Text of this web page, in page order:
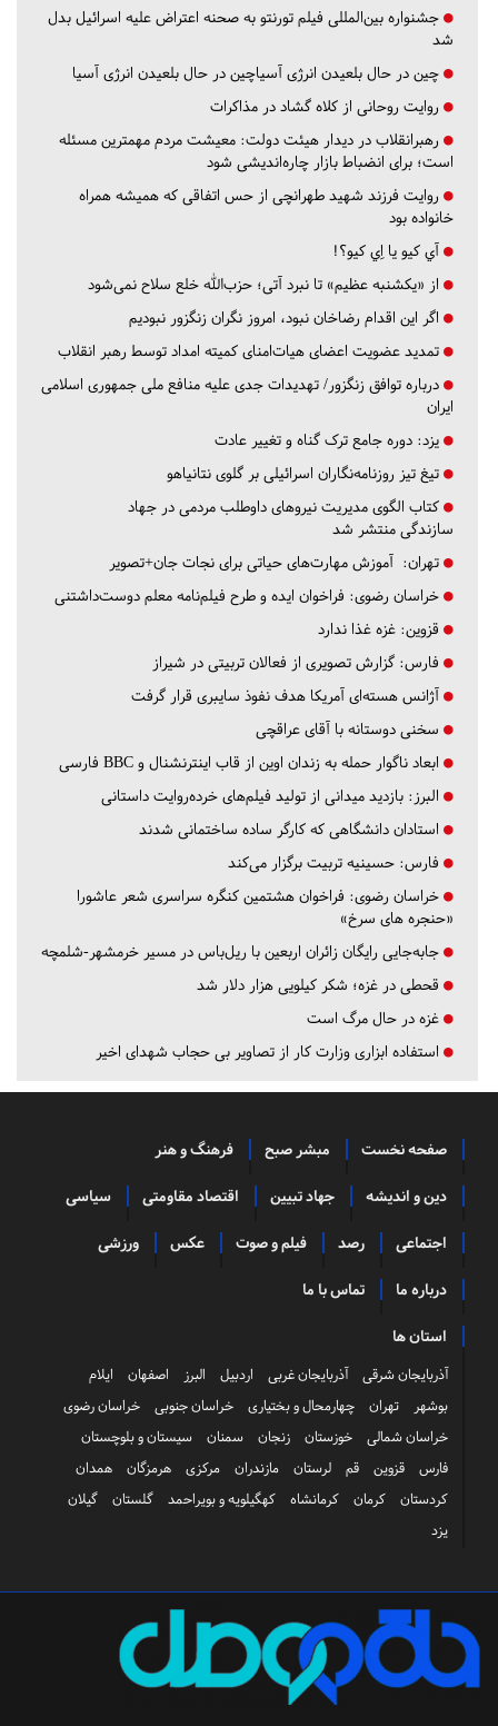
جشنواره بین‌المللی فیلم تورنتو به صحنه اعتراض علیه اسرائیل بدل
شد
چین در حال بلعیدن انرژی آسیاچین در حال بلعیدن انرژی آسیا
روایت روحانی از کلاه گشاد در مذاکرات
رهبرانقلاب در دیدار هیئت دولت: معیشت مردم مهمترین مسئله
است؛ برای انضباط بازار چاره‌اندیشی شود
روایت فرزند شهید طهرانچی از حس اتفاقی که همیشه همراه
خانواده بود
آي كيو يا اِي كيو؟!
از «یکشنبه عظیم» تا نبرد آتی؛ حزب‌الله خلع سلاح نمی‌شود
اگر این اقدام رضاخان نبود، امروز نگران زنگزور نبودیم
تمدید عضویت اعضای هیات‌امنای کمیته امداد توسط رهبر انقلاب
درباره توافق زنگزور/ تهدیدات جدی علیه منافع ملی جمهوری اسلامی
ایران
یزد: دوره جامع ترک گناه و تغییر عادت
تیغ تیز روزنامه‌نگاران اسرائیلی بر گلوی نتانیاهو
کتاب الگوی مدیریت نیروهای داوطلب مردمی در جهاد
سازندگی منتشر شد
تهران: آموزش مهارت‌های حیاتی برای نجات جان+تصویر
خراسان رضوی: فراخوان ایده و طرح فیلم‌نامه معلم دوست‌داشتنی
قزوین: غزه غذا ندارد
فارس: گزارش تصویری از فعالان تربیتی در شیراز
آژانس هسته‌ای آمریکا هدف نفوذ سایبری قرار گرفت
سخنی دوستانه با آقای عراقچی
ابعاد ناگوار حمله به زندان اوین از قاب اینترنشنال و BBC فارسی
البرز: بازدید میدانی از تولید فیلم‌های خرده‌روایت داستانی
استادان دانشگاهی که کارگر ساده ساختمانی شدند
فارس: حسینیه تربیت برگزار می‌کند
خراسان رضوی: فراخوان هشتمین کنگره سراسری شعر عاشورا
«حنجره های سرخ»
جابه‌جایی رایگان زائران اربعین با ریل‌باس در مسیر خرمشهر-شلمچه
قحطی در غزه؛ شکر کیلویی هزار دلار شد
غزه در حال مرگ است
استفاده ابزاری وزارت کار از تصاویر بی حجاب شهدای اخیر
صفحه نخست مبشر صبح فرهنگ و هنر
دین و اندیشه جهاد تبیین اقتصاد مقاومتی سیاسی
اجتماعی رصد فیلم و صوت عکس ورزشی
درباره ما تماس با ما
استان ها
آذربایجان شرقی آذربایجان غربی اردبیل البرز اصفهان
ایلام
بوشهر
تهران چهارمحال و بختیاری خراسان جنوبی
خراسان رضوی
خراسان شمالی
خوزستان زنجان سمنان
سیستان و بلوچستان
فارس
قزوین قم لرستان مازندران مرکزی هرمزگان
همدان
کردستان
کرمان کرمانشاه کهگیلویه و بویراحمد گلستان
گیلان
یزد